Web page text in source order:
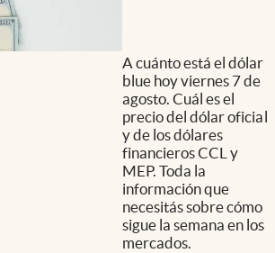
A cuánto está el dólar
blue hoy viernes 7 de
agosto. Cuál es el
precio del dólar oficial
y de los dólares
financieros CCL y
MEP. Toda la
información que
necesitás sobre cómo
sigue la semana en los
mercados.